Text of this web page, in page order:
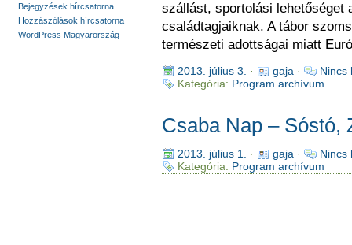
szállást, sportolási lehetőséget
családtagjaiknak. A tábor
természeti adottságai miatt
2013. július 3. · gaja ·
Nincs
Kategória: Program archívum
Csaba Nap – Sóstó,
2013. július 1. · gaja ·
Nincs
Kategória: Program archívum
Bejegyzések hírcsatorna
Hozzászólások hírcsatorna
WordPress Magyarország